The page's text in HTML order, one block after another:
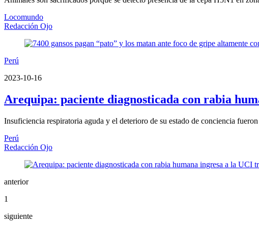
Locomundo
Redacción Ojo
Perú
2023-10-16
Arequipa: paciente diagnosticada con rabia
Insuficiencia respiratoria aguda y el deterioro de su estado de conciencia
Perú
Redacción Ojo
anterior
1
siguiente